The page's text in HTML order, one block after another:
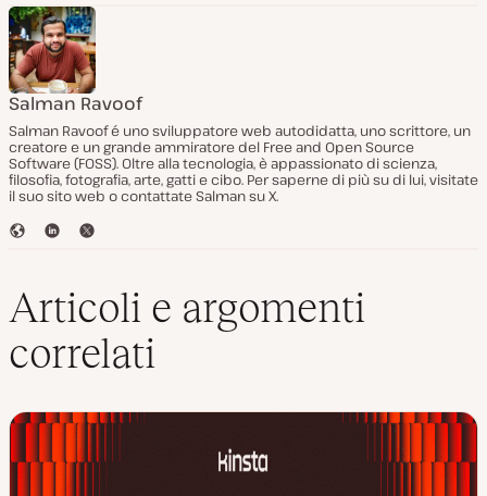
Salman Ravoof
Salman Ravoof é uno sviluppatore web autodidatta, uno scrittore, un
creatore e un grande ammiratore del Free and Open Source
Software (FOSS). Oltre alla tecnologia, è appassionato di scienza,
filosofia, fotografia, arte, gatti e cibo. Per saperne di più su di lui, visitate
il suo sito web o contattate Salman su X.
S
W
b
L
e
I
n
T
t
r
Articoli e argomenti
correlati